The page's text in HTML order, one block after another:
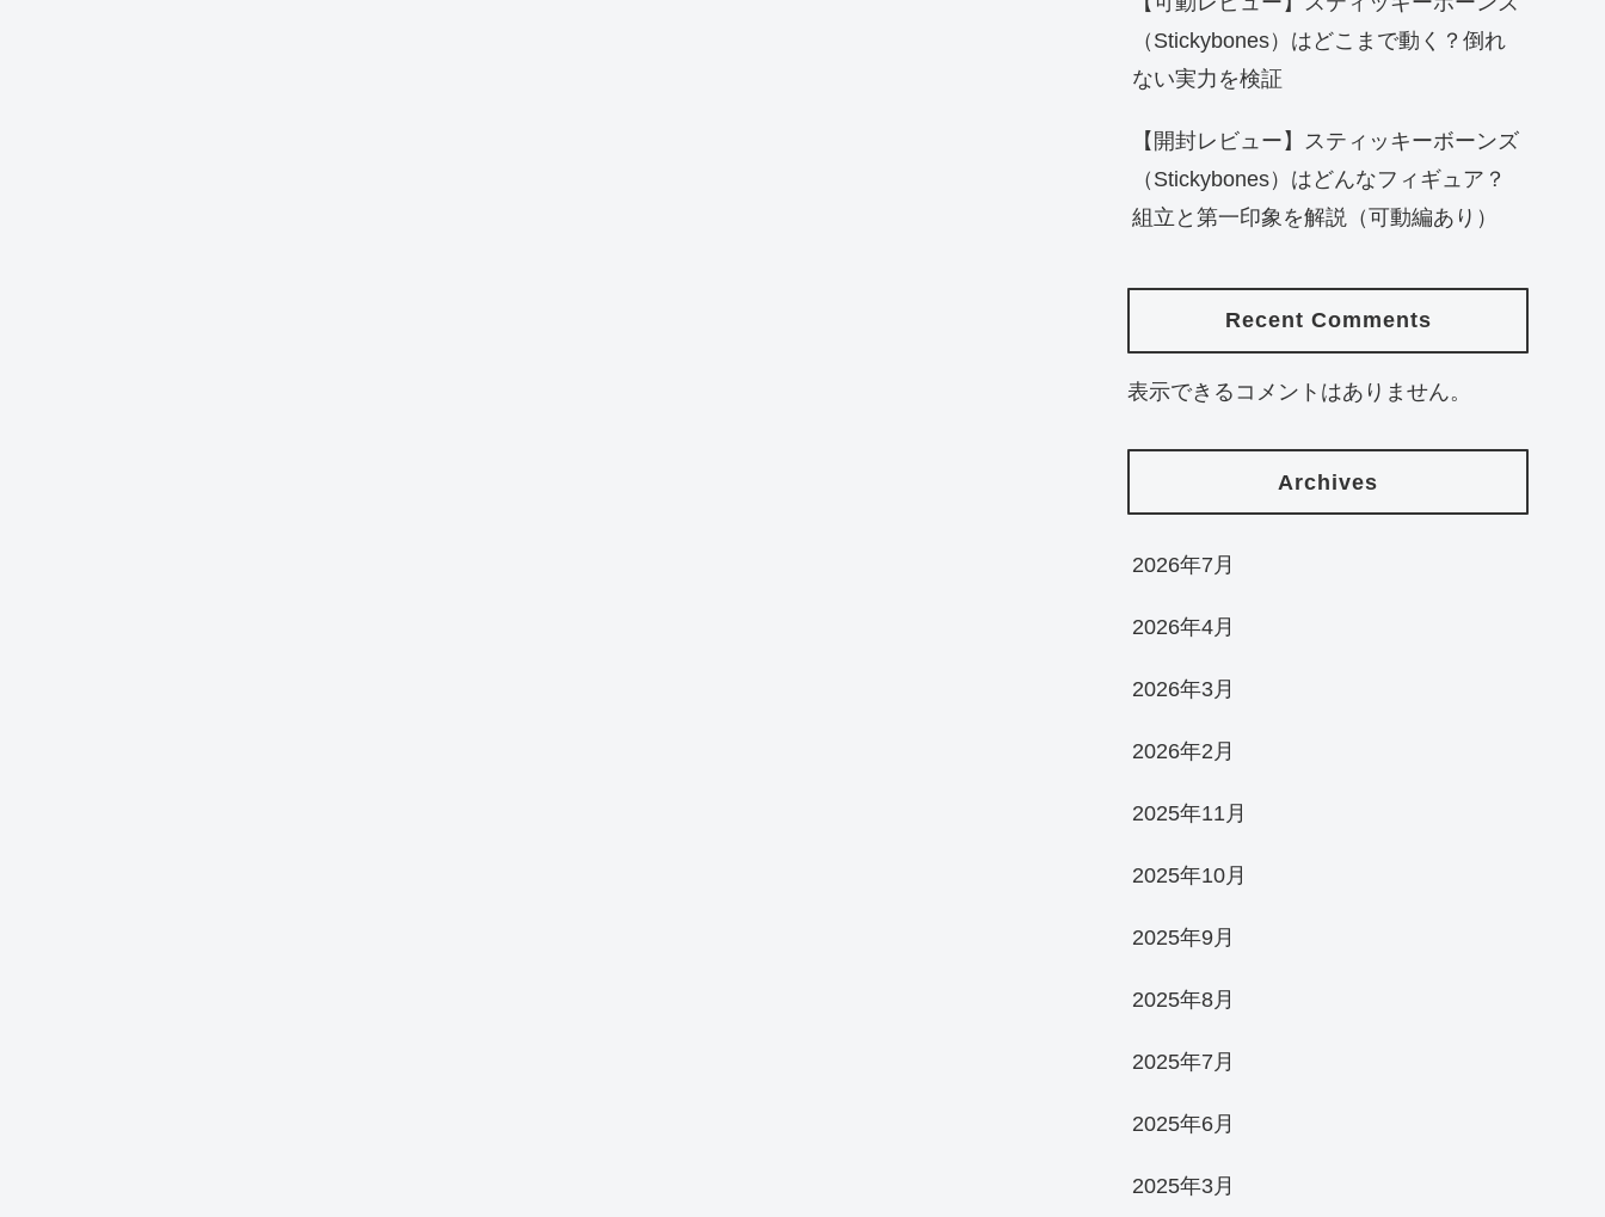
（Stickybones）はどこまで動く？倒れ
ない実力を検証
【開封レビュー】スティッキーボーンズ
（Stickybones）はどんなフィギュア？
組立と第一印象を解説（可動編あり）
Recent Comments
表示できるコメントはありません。
Archives
2026年7月
2026年4月
2026年3月
2026年2月
2025年11月
2025年10月
2025年9月
2025年8月
2025年7月
2025年6月
2025年3月